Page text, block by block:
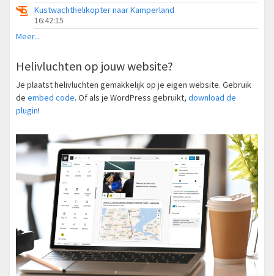
Kustwachthelikopter naar Kamperland
16:42:15
Meer...
Helivluchten op jouw website?
Je plaatst helivluchten gemakkelijk op je eigen website. Gebruik
de embed code. Of als je WordPress gebruikt, download de
plugin!